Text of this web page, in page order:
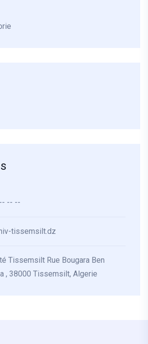
-- --
tissemsilt.dz
Tissemsilt Rue Bougara Ben
, 38000 Tissemsilt, Algerie